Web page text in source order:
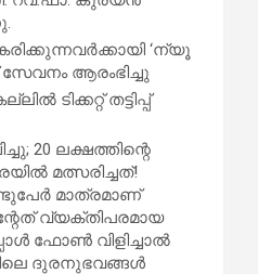
‘ന്യൂ
സേവനം ആരംഭിച്ചു
ടിക്കറ്റ് തട്ടിപ്പ്
20 ലക്ഷത്തിന്റെ
മത്സരിച്ചത്!
മാത്രമാണ്
വ്യക്തിപരമായ
ഫോണ്‍ വിളിച്ചാല്‍
ദുരനുഭവങ്ങള്‍